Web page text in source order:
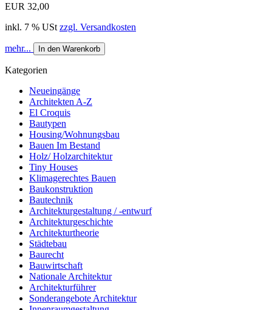
EUR 32,00
inkl. 7 % USt zzgl. Versandkosten
mehr... In den Warenkorb
Kategorien
Neueingänge
Architekten A-Z
El Croquis
Bautypen
Housing/Wohnungsbau
Bauen Im Bestand
Holz/ Holzarchitektur
Tiny Houses
Klimagerechtes Bauen
Baukonstruktion
Bautechnik
Architekturgestaltung / -entwurf
Architekturgeschichte
Architekturtheorie
Städtebau
Baurecht
Bauwirtschaft
Nationale Architektur
Architekturführer
Sonderangebote Architektur